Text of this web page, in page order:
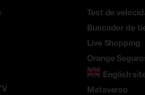
Test de
Buscador de
Live Shopping
Orange
English
Metaverso